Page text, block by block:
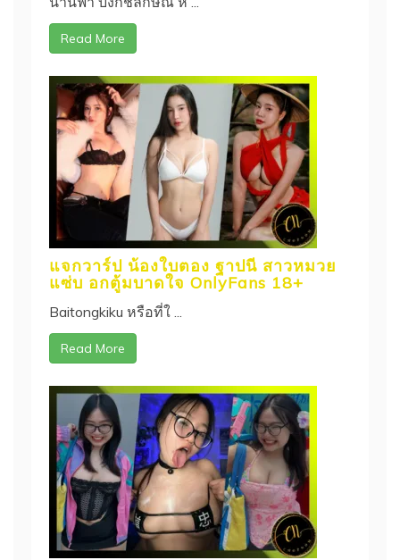
Read More
แจกวาร์ป น้องใบตอง ฐาปนี สาวหมวย
แซ่บ อกตู้มบาดใจ OnlyFans 18+
Baitongkiku หรือที่ใ ...
Read More